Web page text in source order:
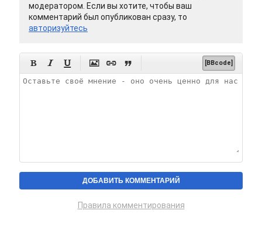
модератором. Если вы хотите, чтобы ваш
комментарий был опубликован сразу, то
авторизуйтесь
      [BBcode]
Правила комментирования